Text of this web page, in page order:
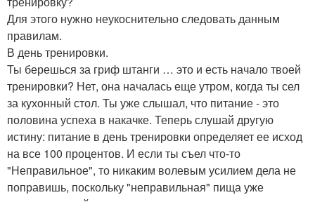
Для этого нужно неукоснительно следовать данным
правилам.
В день тренировки.
Ты берешься за гриф штанги … это и есть начало твоей
тренировки? Нет, она началась еще утром, когда ты сел
за кухонный стол. Ты уже слышал, что питание - это
половина успеха в накачке. Теперь слушай другую
истину: питание в день тренировки определяет ее исход
на все 100 процентов. И если ты съел что-то
"Неправильное", то никаким волевым усилием дела не
поправишь, поскольку "неправильная" пища уже